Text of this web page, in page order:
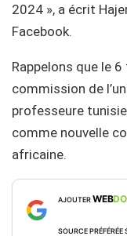
2024 », a écrit
Facebook.
Rappelons que le
commission de
professeure
comme nouvelle
africaine.
AJOUTERWEBDO
SOURCE PRÉFÉRÉE